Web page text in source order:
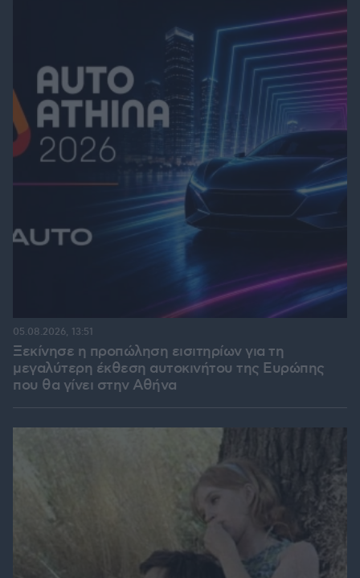
Ξεκίνησε η προπώληση εισιτηρίων για τη
μεγαλύτερη έκθεση αυτοκινήτου της Ευρώπης
που θα γίνει στην Αθήνα
05.08.2026, 13:51